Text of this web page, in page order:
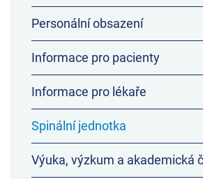
Personální obsazení
Informace pro pacienty
Informace pro lékaře
Spinální jednotka
Výuka, výzkum a akademická